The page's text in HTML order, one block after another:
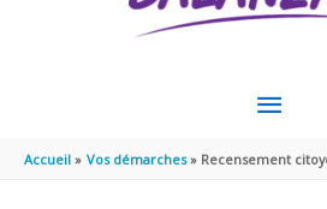
MENU
Accueil Vos démarches Recensement